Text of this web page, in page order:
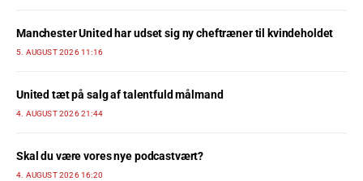
Manchester United har udset sig ny cheftræner til kvindeholdet
5. AUGUST 2026 11:16
United tæt på salg af talentfuld målmand
4. AUGUST 2026 21:44
Skal du være vores nye podcastvært?
4. AUGUST 2026 16:20